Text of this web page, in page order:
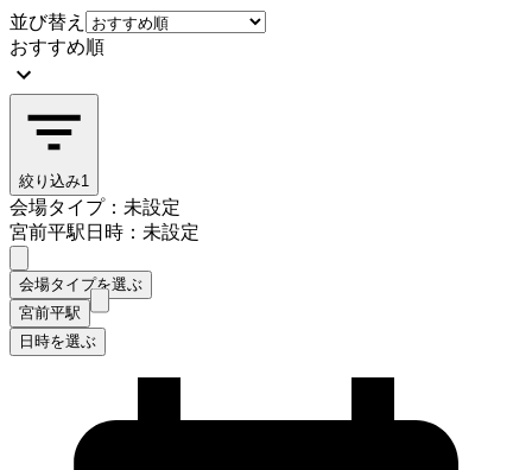
並び替え
おすすめ順
絞り込み1
会場タイプ：未設定
宮前平駅日時：未設定
会場タイプを選ぶ
宮前平駅
日時を選ぶ